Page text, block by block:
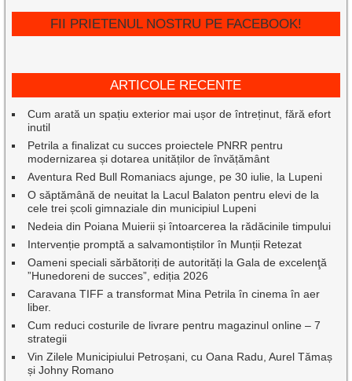
FII PRIETENUL NOSTRU PE FACEBOOK!
ARTICOLE RECENTE
Cum arată un spațiu exterior mai ușor de întreținut, fără efort
inutil
Petrila a finalizat cu succes proiectele PNRR pentru
modernizarea și dotarea unităților de învățământ
Aventura Red Bull Romaniacs ajunge, pe 30 iulie, la Lupeni
O săptămână de neuitat la Lacul Balaton pentru elevi de la
cele trei școli gimnaziale din municipiul Lupeni
Nedeia din Poiana Muierii și întoarcerea la rădăcinile timpului
Intervenție promptă a salvamontiștilor în Munții Retezat
Oameni speciali sărbătoriți de autorități la Gala de excelenţă
”Hunedoreni de succes”, ediția 2026
Caravana TIFF a transformat Mina Petrila în cinema în aer
liber.
Cum reduci costurile de livrare pentru magazinul online – 7
strategii
Vin Zilele Municipiului Petroșani, cu Oana Radu, Aurel Tămaș
și Johny Romano